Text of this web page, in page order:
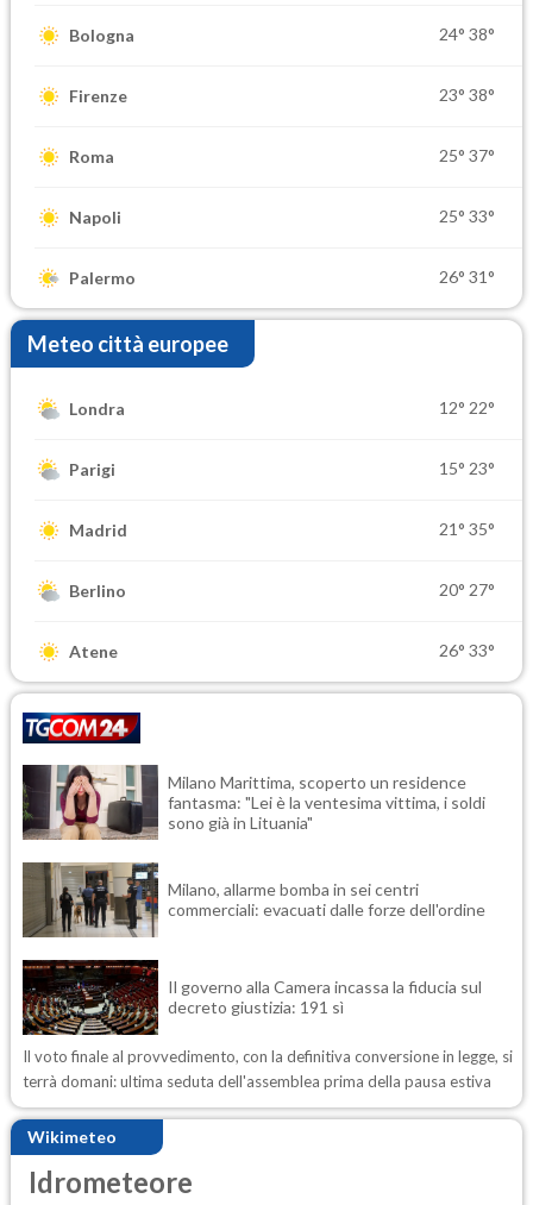
Bologna 24° 38°
Firenze 23° 38°
Roma 25° 37°
Napoli 25° 33°
Palermo 26° 31°
Meteo città europee
Londra 12° 22°
Parigi 15° 23°
Madrid 21° 35°
Berlino 20° 27°
Atene 26° 33°
Milano Marittima, scoperto un residence
fantasma: "Lei è la ventesima vittima, i soldi
sono già in Lituania"
Milano, allarme bomba in sei centri
commerciali: evacuati dalle forze dell'ordine
Il governo alla Camera incassa la fiducia sul
decreto giustizia: 191 sì
Il voto finale al provvedimento, con la definitiva conversione in legge, si
terrà domani: ultima seduta dell'assemblea prima della pausa estiva
Wikimeteo
Idrometeore